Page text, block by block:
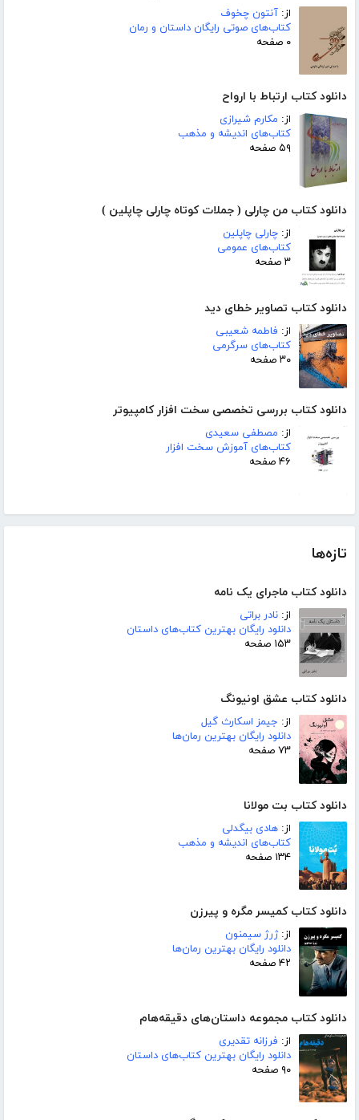
از: آنتون چخوف
کتاب‌های صوتی رایگان داستان و رمان
۰ صفحه
دانلود کتاب ارتباط با ارواح
از: مکارم شیرازی
کتاب‌های اندیشه و مذهب
۵۹ صفحه
دانلود کتاب من چارلی ( جملات کوتاه چارلی چاپلین )
از: چارلی چاپلین
کتاب‌های عمومی
۳ صفحه
دانلود کتاب تصاویر خطای دید
از: فاطمه شعیبی
کتاب‌های سرگرمی
۳۰ صفحه
دانلود کتاب بررسی تخصصی سخت افزار کامپیوتر
از: مصطفی سعیدی
کتاب‌های آموزش سخت افزار
۴۶ صفحه
تازه‌ها
دانلود کتاب ماجرای یک نامه
از: نادر براتی
دانلود رایگان بهترین کتاب‌های داستان
۱۵۳ صفحه
دانلود کتاب عشق اونیونگ
از: جیمز اسکارث گیل
دانلود رایگان بهترین رمان‌ها
۷۳ صفحه
دانلود کتاب بت مولانا
از: هادی بیگدلی
کتاب‌های اندیشه و مذهب
۱۳۴ صفحه
دانلود کتاب کمیسر مگره و پیرزن
از:ژرژ سیمنون
دانلود رایگان بهترین رمان‌ها
۴۲ صفحه
دانلود کتاب مجموعه داستان‌های دقیقه‌هام
از: فرزانه تقدیری
دانلود رایگان بهترین کتاب‌های داستان
۹۰ صفحه